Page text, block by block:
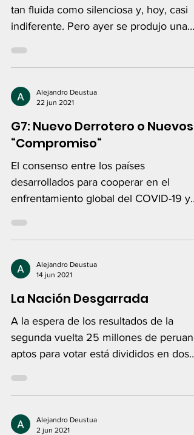
tan fluida como silenciosa y, hoy, casi
indiferente. Pero ayer se produjo una
Alejandro Deustua
22 jun 2021
G7: Nuevo Derrotero o Nuevos
“Compromiso“
El consenso entre los países
desarrollados para cooperar en el
enfrentamiento global del COVID-19 y
Alejandro Deustua
14 jun 2021
La Nación Desgarrada
A la espera de los resultados de la
segunda vuelta 25 millones de
aptos para votar está divididos en dos
Alejandro Deustua
2 jun 2021